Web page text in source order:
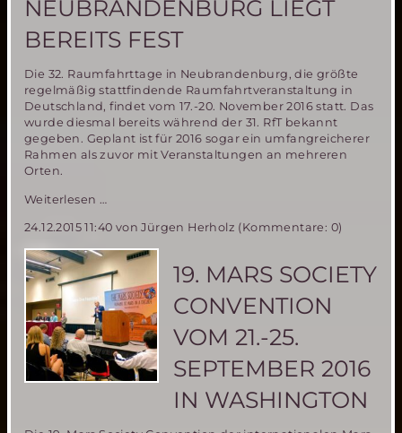
NEUBRANDENBURG LIEGT
BEREITS FEST
Die 32. Raumfahrttage in Neubrandenburg, die größte
regelmäßig stattfindende Raumfahrtveranstaltung in
Deutschland, findet vom 17.-20. November 2016 statt. Das
wurde diesmal bereits während der 31. RfT bekannt
gegeben. Geplant ist für 2016 sogar ein umfangreicherer
Rahmen als zuvor mit Veranstaltungen an mehreren
Orten.
Weiterlesen …
für
die
32.
Raumfahrttage
in
Neubrandenburg
liegt
bereits
fest
24.12.2015 11:40 von Jürgen Herholz (Kommentare: 0)
19. MARS SOCIETY
CONVENTION
VOM 21.-25.
SEPTEMBER 2016
IN WASHINGTON